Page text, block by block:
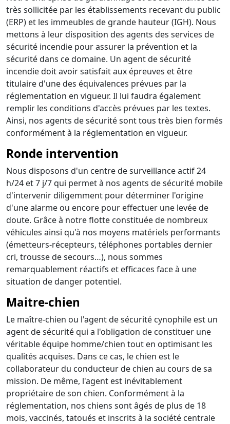
très sollicitée par les établissements recevant du public
(ERP) et les immeubles de grande hauteur (IGH). Nous
mettons à leur disposition des agents des services de
sécurité incendie pour assurer la prévention et la
sécurité dans ce domaine. Un agent de sécurité
incendie doit avoir satisfait aux épreuves et être
titulaire d'une des équivalences prévues par la
réglementation en vigueur. Il lui faudra également
remplir les conditions d'accès prévues par les textes.
Ainsi, nos agents de sécurité sont tous très bien formés
conformément à la réglementation en vigueur.
Ronde intervention
Nous disposons d'un centre de surveillance actif 24
h/24 et 7 j/7 qui permet à nos agents de sécurité mobile
d'intervenir diligemment pour déterminer l'origine
d'une alarme ou encore pour effectuer une levée de
doute. Grâce à notre flotte constituée de nombreux
véhicules ainsi qu'à nos moyens matériels performants
(émetteurs-récepteurs, téléphones portables dernier
cri, trousse de secours…), nous sommes
remarquablement réactifs et efficaces face à une
situation de danger potentiel.
Maitre-chien
Le maître-chien ou l'agent de sécurité cynophile est un
agent de sécurité qui a l'obligation de constituer une
véritable équipe homme/chien tout en optimisant les
qualités acquises. Dans ce cas, le chien est le
collaborateur du conducteur de chien au cours de sa
mission. De même, l'agent est inévitablement
propriétaire de son chien. Conformément à la
réglementation, nos chiens sont âgés de plus de 18
mois, vaccinés, tatoués et inscrits à la société centrale